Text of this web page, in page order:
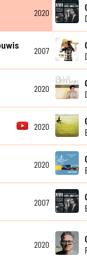
2020
2007
2020
2020
2020
2007
2020